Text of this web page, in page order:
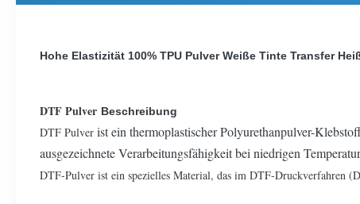
Hohe Elastizität 100% TPU Pulver Weiße Tinte Transfer
DTF Pulver Beschreibung
DTF Pulver ist ein thermoplastischer Polyurethanpulver-
ausgezeichnete Verarbeitungsfähigkeit bei niedrigen
DTF-Pulver ist ein spezielles Material, das im DTF-Druckverfahren